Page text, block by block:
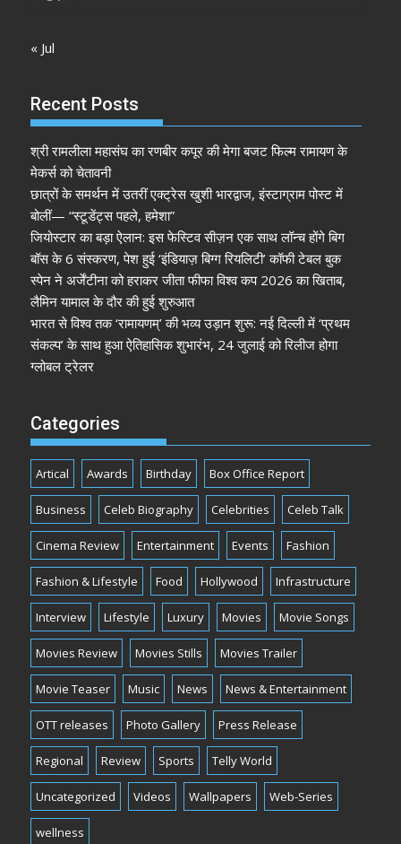
« Jul
Recent Posts
श्री रामलीला महासंघ का रणबीर कपूर की मेगा बजट फिल्म रामायण के
मेकर्स को चेतावनी
छात्रों के समर्थन में उतरीं एक्ट्रेस खुशी भारद्वाज, इंस्टाग्राम पोस्ट में
बोलीं— “स्टूडेंट्स पहले, हमेशा”
जियोस्टार का बड़ा ऐलान: इस फेस्टिव सीज़न एक साथ लॉन्च होंगे बिग
बॉस के 6 संस्करण, पेश हुई ‘इंडियाज़ बिग्ग रियलिटी’ कॉफी टेबल बुक
स्पेन ने अर्जेंटीना को हराकर जीता फीफा विश्व कप 2026 का खिताब,
लैमिन यामाल के दौर की हुई शुरुआत
भारत से विश्व तक ‘रामायणम्’ की भव्य उड़ान शुरू: नई दिल्ली में ‘प्रथम
संकल्प’ के साथ हुआ ऐतिहासिक शुभारंभ, 24 जुलाई को रिलीज होगा
ग्लोबल ट्रेलर
Categories
Artical Awards Birthday Box Office Report
Business Celeb Biography Celebrities Celeb Talk
Cinema Review Entertainment Events Fashion
Fashion & Lifestyle Food Hollywood Infrastructure
Interview Lifestyle Luxury Movies Movie Songs
Movies Review Movies Stills Movies Trailer
Movie Teaser Music News News & Entertainment
OTT releases Photo Gallery Press Release
Regional Review Sports Telly World
Uncategorized Videos Wallpapers Web-Series
wellness